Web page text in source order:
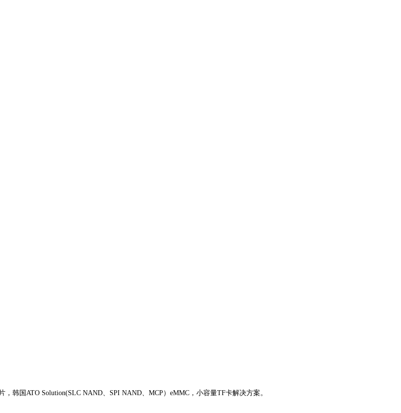
韩国ATO Solution(SLC NAND、SPI NAND、MCP）eMMC，小容量TF卡解决方案。